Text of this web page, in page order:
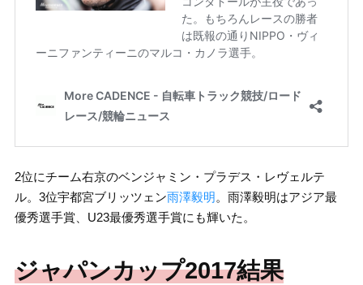
2位にチーム右京のベンジャミン・プラデス・レヴェルテ
ル。3位宇都宮ブリッツェン雨澤毅明。雨澤毅明はアジア最
優秀選手賞、U23最優秀選手賞にも輝いた。
ジャパンカップ2017結果